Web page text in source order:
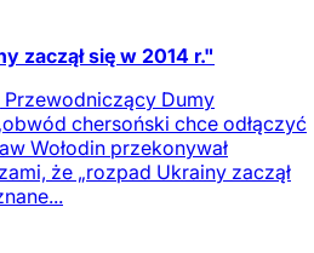
zaczął się w 2014 r."
Dumy
chersoński chce odłączyć
Wołodin przekonywał
że „rozpad Ukrainy zaczął